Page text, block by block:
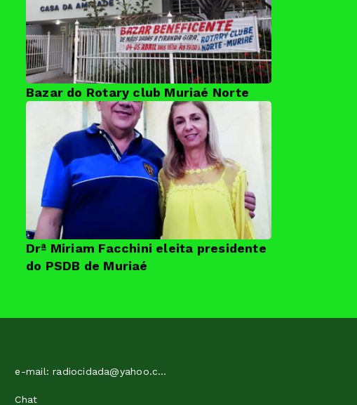
Bazar do Rotary club Muriaé Norte
Drª Miriam Facchini eleita presidente
do PSDB de Muriaé
e-mail: radiocidada@yahoo.com
Chat